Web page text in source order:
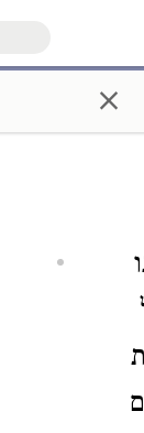
×